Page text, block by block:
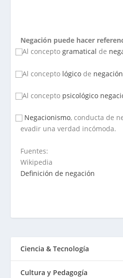
Negación puede hacer
⃞ Al conceptogramatical de
⃞ Al concepto lógico de
⃞ Al concepto psicológico
⃞ Negacionismo, conducta de
evadir una verdad incómoda.
Fuentes:
Wikipedia
Definición de negación
Ciencia & Tecnología
Cultura y Pedagogía